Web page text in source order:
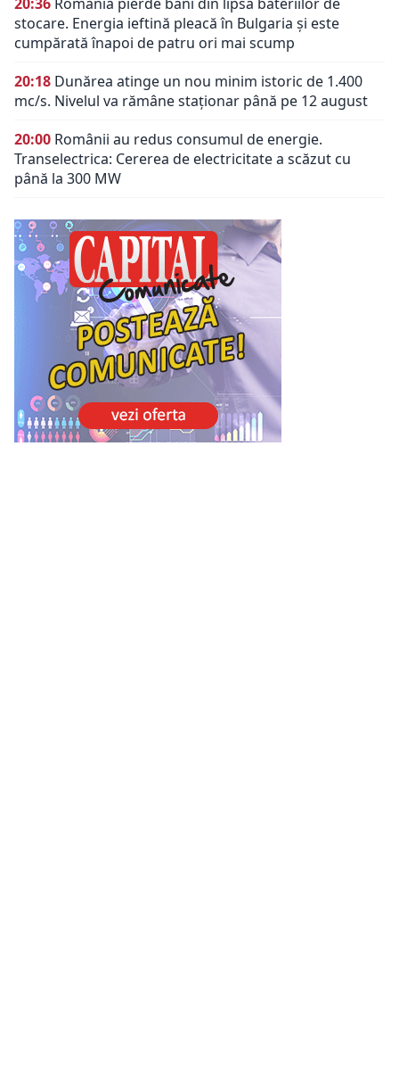
stocare. Energia ieftină pleacă în Bulgaria și este
cumpărată înapoi de patru ori mai scump
20:18 Dunărea atinge un nou minim istoric de 1.400
mc/s. Nivelul va rămâne staționar până pe 12 august
20:00 Românii au redus consumul de energie.
Transelectrica: Cererea de electricitate a scăzut cu
până la 300 MW